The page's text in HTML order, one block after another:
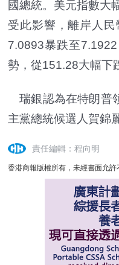
國總統。美元指數大
受此影響，離岸人
7.0893暴跌至
勢，從151.28大幅下
瑞銀認為在特朗普
主黨總統候選人賀錦
責任編輯：程向明
香港商報版權所有，未經書面允許